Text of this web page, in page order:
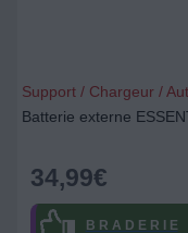
Support / Chargeur /
Batterie externe
34,99€
B R A D E R I E